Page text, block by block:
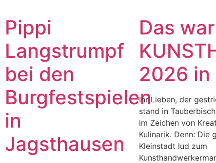
Pippi
Langstrumpf
bei den
Burgfestspielen
in
Jagsthausen
Das
2026 in
Ihr Lieben, der
stand in
im Zeichen von
Kulinarik. Denn: Die
Kleinstadt lud zum